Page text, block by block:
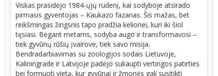
Viskas prasidėjo 1984-ųjų rudenį, kai sodyboje atsirado
pirmasis gyventojas – Kaukazo fazanas. Šis mažas, bet
reikšmingas žingsnis tapo pradžia kelionei, kuri iki šiol
tęsiasi. Bėgant metams, sodyba augo ir transformavosi –
tiek gyvūnų rūšių įvairove, tiek savo misija.
Bendradarbiavimas su zoologijos sodais Lietuvoje,
Kaliningrade ir Latvijoje padėjo sukaupti vertingos patirties
bei formuoti vietą, kur gyvūnai ir žmonės gali susitikti